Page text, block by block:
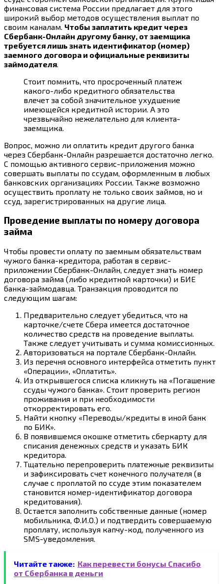
финансовая система России предлагает для этого
широкий выбор методов осуществления выплат по
своим каналам. Чтобы заплатить кредит через
Сбербанк-Онлайн другому банку, от заемщика
требуется лишь знать идентификатор (номер)
заемного договора и официальные реквизиты
займодателя
Стоит помнить, что просроченный платеж
какого-либо кредитного обязательства
влечет за собой значительное ухудшение
имеющейся кредитной истории. А это
чрезвычайно нежелательно для клиента-
заемщика.
Вопрос, можно ли оплатить кредит другого банка
через Сбербанк-Онлайн разрешается достаточно легко.
С помощью активного сервис-приложения можно
совершать выплаты по ссудам, оформленным в любых
банковских организациях России. Также возможно
осуществить проплату не только своих займов, но и
ссуд, зарегистрированных на другие лица.
Проведение выплаты по номеру договора
займа
Чтобы провести оплату по заемным обязательствам
чужого банка-кредитора, работая в сервис-
приложении Сбербанк-Онлайн, следует знать номер
договора займа (либо кредитной карточки) и БИЕ
банка-займодавца. Транзакция проводится по
следующим шагам:
Предварительно следует убедиться, что на
карточке/счете Сбера имеется достаточное
количество средств на проведение выплаты.
Также следует учитывать и сумма комиссионных.
Авторизоваться на портале Сбербанк-Онлайн.
Из перечня основного интерфейса отметить пункт
«Операции», «Оплатить».
Из открывшегося списка кликнуть на «Погашение
ссуды чужого банка». Стоит проверить регион
проживания и при необходимости
откорректировать его.
Найти кнопку «Переводы/кредиты в иной банк
по БИК».
В появившемся окошке отметить сберкарту для
списания денежных средств и указать БИК
кредитора.
Тщательно перепроверить платежные реквизиты
и зафиксировать счет конечного получателя (в
случае с проплатой по ссуде этим показателем
становится номер-идентификатор договора
кредитования).
Остается заполнить собственные данные (номер
мобильника, Ф.И.О.) и подтвердить совершаемую
проплату, используя капчу-код, полученного из
SMS-уведомления.
Читайте также: Как перевести бонусы Спасибо
от Сбербанка в деньги